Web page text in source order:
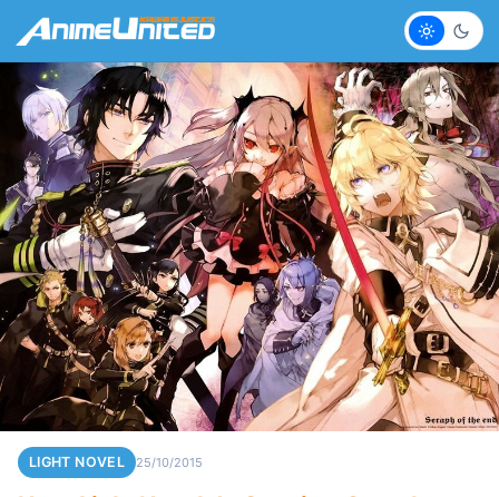
Claro
LIGHT NOVEL 25/10/2015